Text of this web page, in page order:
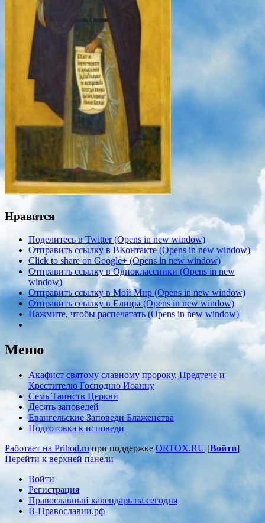
Нравится
Поделитесь в Twitter (Opens in new window)
Отправить ссылку в ВКонтакте (Opens in new window)
Click to share on Google+ (Opens in new window)
Отправить ссылку в Одноклассники (Opens in new
window)
Отправить ссылку в Мой Мир (Opens in new window)
Отправить ссылку в Елицы (Opens in new window)
Нажмите, чтобы распечатать (Opens in new window)
Меню
Акафист святому славному пророку, Предтече и
Крестителю Господню Иоанну
Семь Таинств Церкви
Десять заповедей
Евангельские Заповеди Блаженства
Подготовка к исповеди
Работает на Prihod.ru при поддержке ORTOX.RU [Войти]
Перейти к верхней панели
Войти
Регистрация
Православный календарь на сегодня
В-Православии.рф